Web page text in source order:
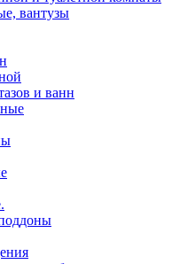
вантузы
и ванн